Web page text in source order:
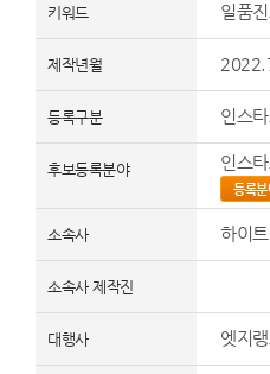
키워드 일품
제작년월
등록구분 인스
후보등록분야 인스
등록분
소속사 하이
소속사 제작진
대행사 엣지